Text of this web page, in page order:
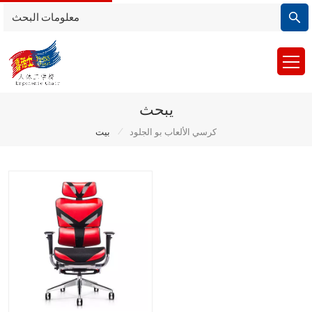
يبحث
بيت / كرسي الألعاب بو الجلود